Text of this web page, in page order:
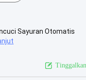
Sayuran Otomatis
Tinggalkan